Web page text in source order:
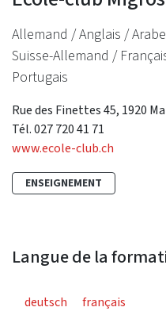
Allemand / Anglais /
Suisse-Allemand /
Portugais
Rue des Finettes 45, 1920
Tél. 027 720 41 71
www.ecole-club.ch
ENSEIGNEMENT
Langue de la
deutsch français